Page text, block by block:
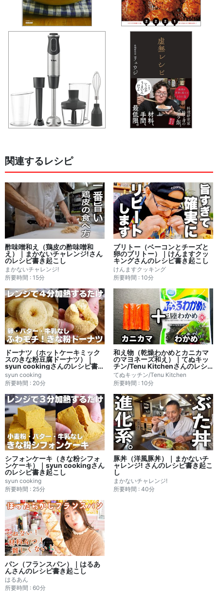
関連するレシピ
酢味噌和え（鶏皮の酢味噌和
え）｜まかないチャレンジ!さん
のレシピ書き起こし
まかないチャレンジ!
所要時間 : 15分
ブリトー（ベーコンとチーズと
卵のブリトー）｜けんますクッ
キングさんのレシピ書き起こし
けんますクッキング
所要時間 : 10分
ドーナツ（ホットケーキミック
スのきな粉豆腐ドーナツ）｜
syun cookingさんのレシピ書き
起こし
syun cooking
所要時間 : 20分
和え物（乾燥わかめとカニカマ
のマヨネーズ和え）｜てぬキッ
チン/Tenu Kitchenさんのレシ
ピ書き起こし
てぬキッチン/Tenu Kitchen
所要時間 : 10分
シフォンケーキ（きな粉シフォ
ンケーキ）｜syun cookingさん
のレシピ書き起こし
syun cooking
所要時間 : 25分
豚丼（洋風豚丼）｜まかないチ
ャレンジ! さんのレシピ書き起こ
し
まかないチャレンジ!
所要時間 : 40分
パン（フランスパン）｜はるあ
んさんのレシピ書き起こし
はるあん
所要時間 : 60分